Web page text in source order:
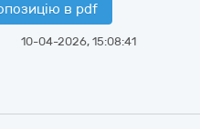
в pdf
10-04-2026, 15:08:41